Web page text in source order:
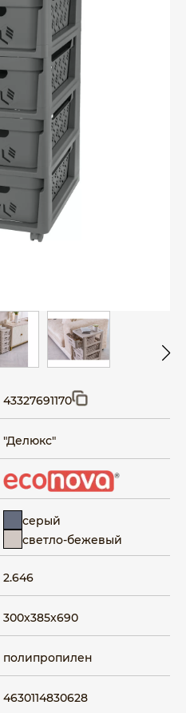
43327691170
"Делюкс"
серый
светло-бежевый
2.646
300x385x690
полипропилен
4630114830628